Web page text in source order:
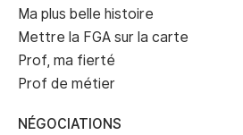
Ma plus belle histoire
Mettre la FGA sur la carte
Prof, ma fierté
Prof de métier
NÉGOCIATIONS